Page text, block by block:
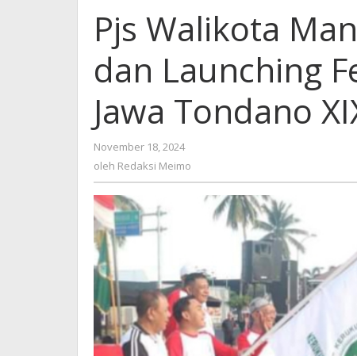
Lepas
Jalan
dan
Festival
Seni
XIX
Pjs Walikota
dan Launching
Jawa Tondano
November 18, 2024
oleh Redaksi Meimo